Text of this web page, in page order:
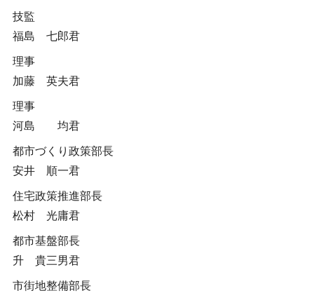
技監
福島 七郎君
理事
加藤 英夫君
理事
河島 均君
都市づくり政策部長
安井 順一君
住宅政策推進部長
松村 光庸君
都市基盤部長
升 貴三男君
市街地整備部長